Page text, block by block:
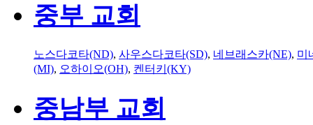
중부 교회
노스다코타(ND), 사우스다코타(SD), 네브래스카(NE), 미
(MI), 오하이오(OH), 켄터키(KY)
중남부 교회